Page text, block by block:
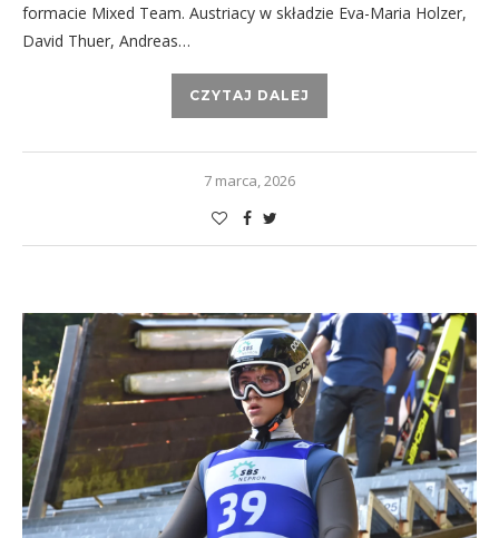
formacie Mixed Team. Austriacy w składzie Eva-Maria Holzer,
David Thuer, Andreas…
CZYTAJ DALEJ
7 marca, 2026